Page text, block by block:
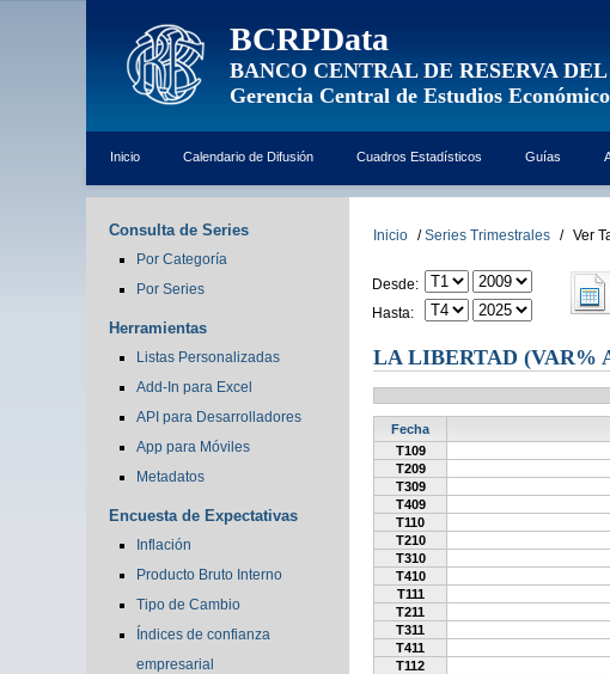
BCRPData
BANCO CENTRAL DE RESERVA
Gerencia Central de Estudios
Inicio Calendario de Difusión Cuadros Estadísticos Guías
Consulta de Series
Por Categoría
Por Series
Herramientas
Listas Personalizadas
Add-In para Excel
API para Desarrolladores
App para Móviles
Metadatos
Encuesta de Expectativas
Inflación
Producto Bruto Interno
Tipo de Cambio
Índices de confianza
empresarial
Inicio / Series Trimestrales / Ver
Desde:
Hasta:
LA LIBERTAD (VAR%
Fecha
T109
T209
T309
T409
T110
T210
T310
T410
T111
T211
T311
T411
T112